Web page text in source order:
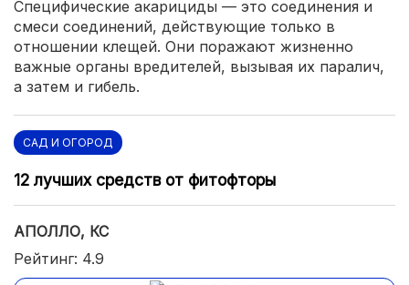
Специфические акарициды — это соединения и
смеси соединений, действующие только в
отношении клещей. Они поражают жизненно
важные органы вредителей, вызывая их паралич,
а затем и гибель.
САД И ОГОРОД
12 лучших средств от фитофторы
АПОЛЛО, КС
Рейтинг: 4.9